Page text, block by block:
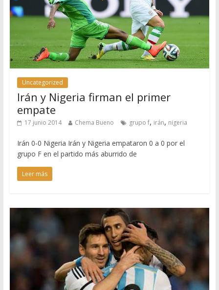
Uncategorized
Irán y Nigeria firman el primer
empate
17 junio 2014 Chema Bueno grupo f, irán, nigeria
Irán 0-0 Nigeria Irán y Nigeria empataron 0 a 0 por el
grupo F en el partido más aburrido de
Leer más